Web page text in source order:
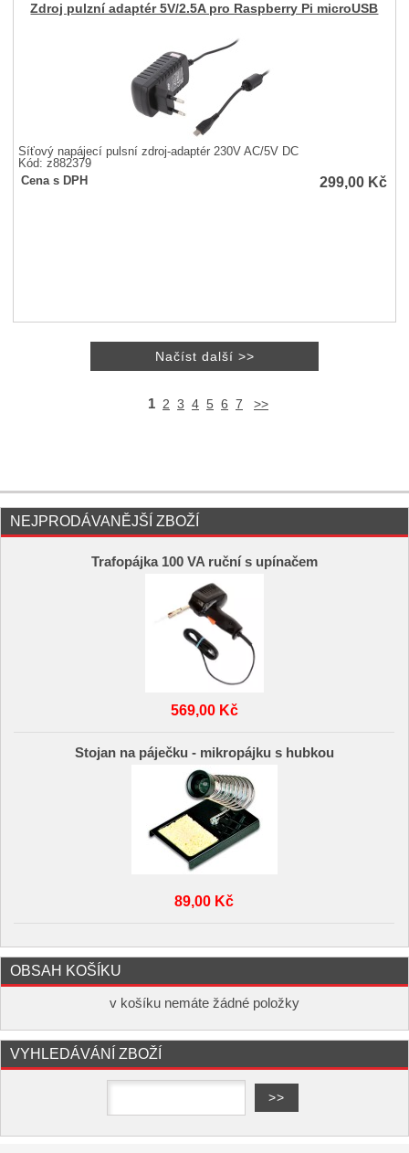
Zdroj pulzní adaptér 5V/2.5A pro Raspberry Pi microUSB
Síťový napájecí pulsní zdroj-adaptér 230V AC/5V DC
Kód: z882379
Cena s DPH
299,00 Kč
1 2 3 4 5 6 7 >>
NEJPRODÁVANĚJŠÍ ZBOŽÍ
Trafopájka 100 VA ruční s upínačem
569,00 Kč
Stojan na páječku - mikropájku s hubkou
89,00 Kč
OBSAH KOŠÍKU
v košíku nemáte žádné položky
VYHLEDÁVÁNÍ ZBOŽÍ